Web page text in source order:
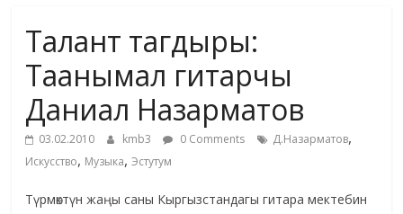
жана
адабияты
Талант тагдыры:
Таанымал гитарчы
Даниал Назарматов
03.02.2010 kmb3 0 Comments Д.Назарматов,
Искусство, Музыка,Эстутум
Түрмөктүн жаңы саны Кыргызстандагы гитара мектебин